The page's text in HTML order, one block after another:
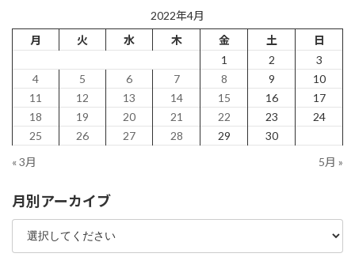
2022年4月
月
火 水 木 金 土
日
1
2
3
4
5 6 7 8 9
10
11
12 13 14 15 16
17
18
19 20 21 22 23
24
25
26 27 28 29
30
« 3月
5月 »
月別アーカイブ